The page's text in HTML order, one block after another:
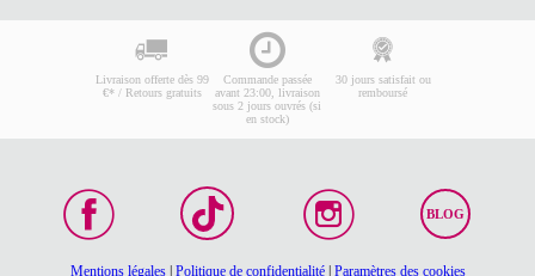
Livraison offerte dès 99
€* / Retours gratuits
Commande passée
avant 23:00, livraison
sous 2 jours ouvrés (si
en stock)
30 jours satisfait ou
remboursé
BLOG
Mentions légales| Politique de confidentialité| Paramètres des cookies